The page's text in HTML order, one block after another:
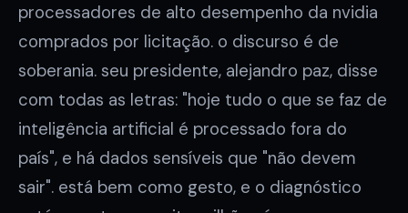
processadores de alto desempenho da nvidia
comprados por licitação. o discurso é de
soberania. seu presidente, alejandro paz, disse
com todas as letras: "hoje tudo o que se faz de
inteligência artificial é processado fora do
país", e há dados sensíveis que "não devem
sair". está bem como gesto, e o diagnóstico